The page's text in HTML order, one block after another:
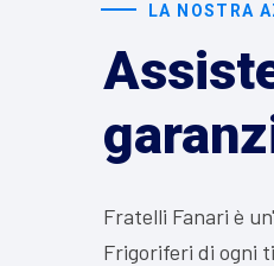
LA NOSTRA
Fratelli Fanari è
Frigoriferi di ogni